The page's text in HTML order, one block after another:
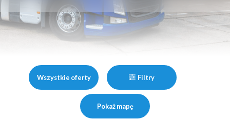
Wszystkie oferty Filtry
Pokaż mapę